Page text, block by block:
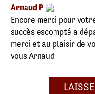
Arnaud P
Encore merci pour
succès escompté a
merci et au plaisir de
vous Arnaud